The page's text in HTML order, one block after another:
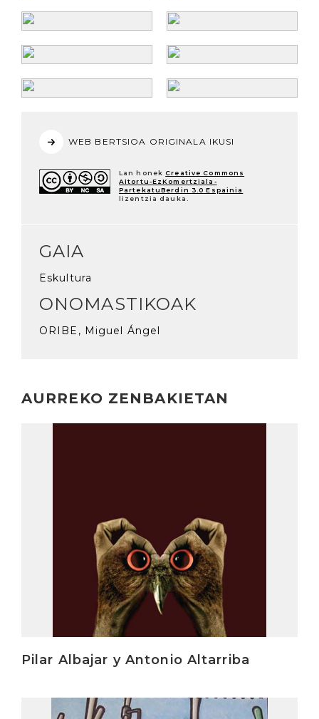
WEB BERTSIOA ORIGINALA IKUSI
Lan honek Creative Commons
Aitortu-EzKomertziala-
PartekatuBerdin 3.0 Espainia
lizentzia dauka.
GAIA
Eskultura
ONOMASTIKOAK
ORIBE, Miguel Ángel
AURREKO ZENBAKIETAN
Pilar Albajar y Antonio Altarriba